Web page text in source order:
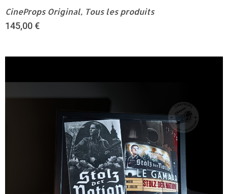
CineProps Original, Tous les produits
145,00€